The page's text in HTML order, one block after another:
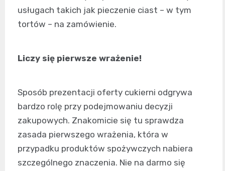
usługach takich jak pieczenie ciast – w tym
tortów – na zamówienie.
Liczy się pierwsze wrażenie!
Sposób prezentacji oferty cukierni odgrywa
bardzo rolę przy podejmowaniu decyzji
zakupowych. Znakomicie się tu sprawdza
zasada pierwszego wrażenia, która w
przypadku produktów spożywczych nabiera
szczególnego znaczenia. Nie na darmo się